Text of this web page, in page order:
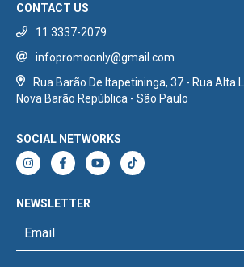
CONTACT US
11 3337-2079
infopromoonly@gmail.com
Rua Barão De Itapetininga, 37 - Rua Alta
Nova Barão República - São Paulo
SOCIAL NETWORKS
NEWSLETTER